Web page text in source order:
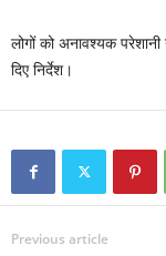
लोगों को अनावश्यक
दिए निर्देश।
Previous article